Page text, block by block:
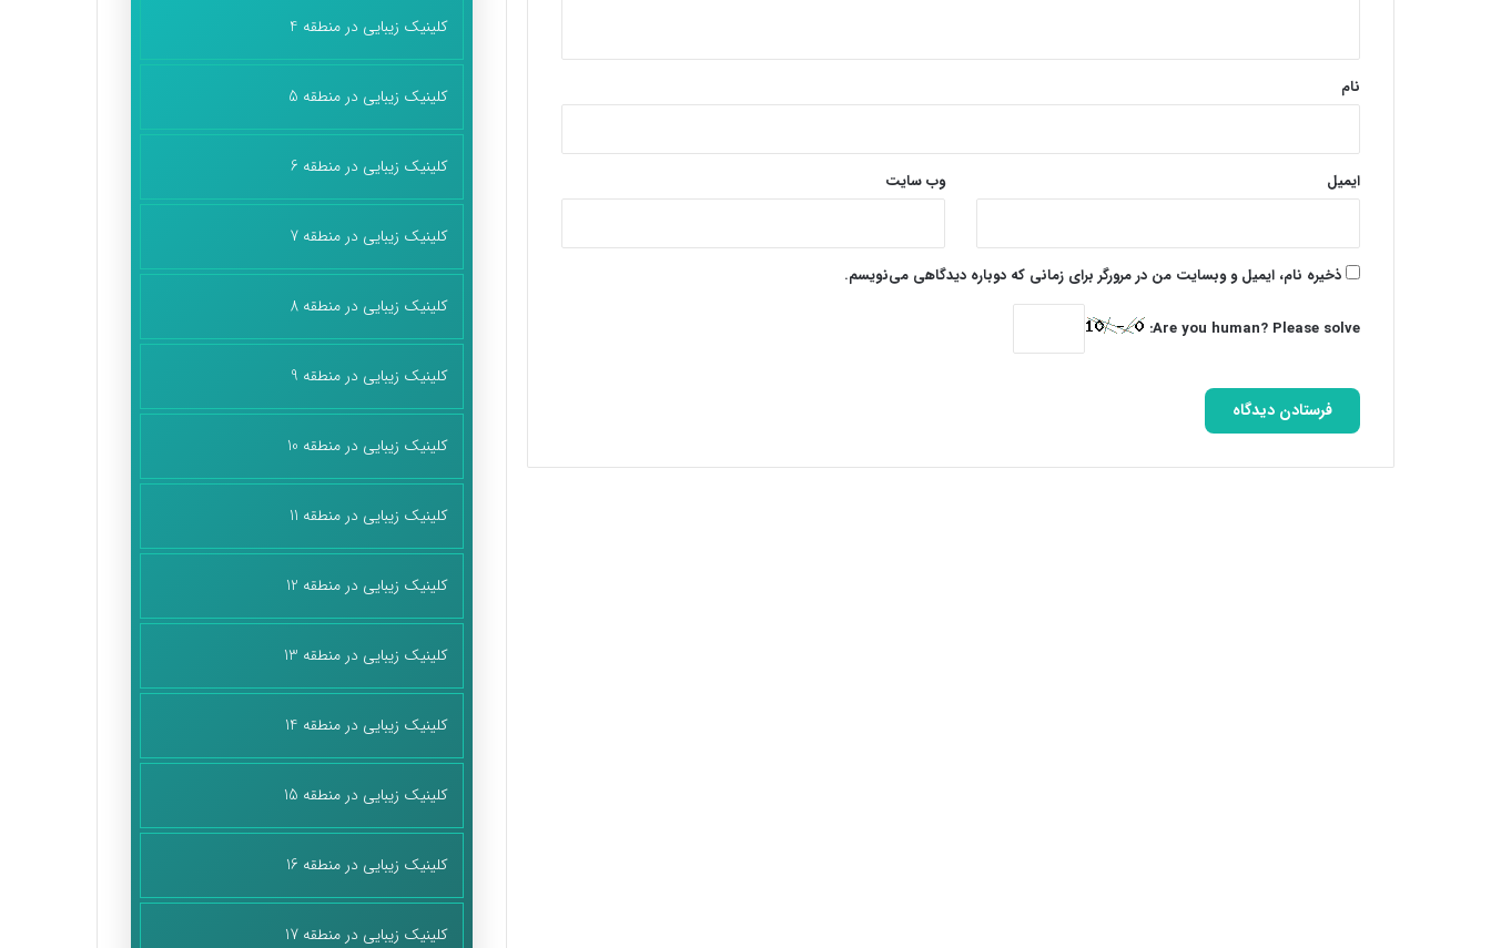
نام
ایمیل وب‌ سایت
ذخیره نام، ایمیل و وبسایت من در مرورگر برای زمانی که دوباره دیدگاهی می‌نویسم.
Are you human? Please solve:
کلینیک زیبایی در منطقه 4
کلینیک زیبایی در منطقه 5
کلینیک زیبایی در منطقه 6
کلینیک زیبایی در منطقه 7
کلینیک زیبایی در منطقه 8
کلینیک زیبایی در منطقه 9
کلینیک زیبایی در منطقه 10
کلینیک زیبایی در منطقه 11
کلینیک زیبایی در منطقه 12
کلینیک زیبایی در منطقه 13
کلینیک زیبایی در منطقه 14
کلینیک زیبایی در منطقه 15
کلینیک زیبایی در منطقه 16
کلینیک زیبایی در منطقه 17